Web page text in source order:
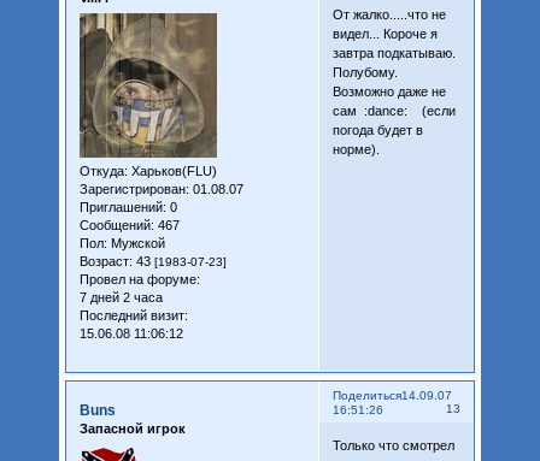
Откуда: Харьков(FLU)
Зарегистрирован: 01.08.07
Приглашений: 0
Сообщений: 467
Пол: Мужской
Возраст: 43 [1983-07-23]
Провел на форуме:
7 дней 2 часа
Последний визит:
15.06.08 11:06:12
От жалко.....что не
видел... Короче я
завтра подкатываю.
Полубому.
Возможно даже не
сам :dance: (если
погода будет в
норме).
Поделиться
13
14.09.07
16:51:26
Buns
Запасной игрок
Только что смотрел